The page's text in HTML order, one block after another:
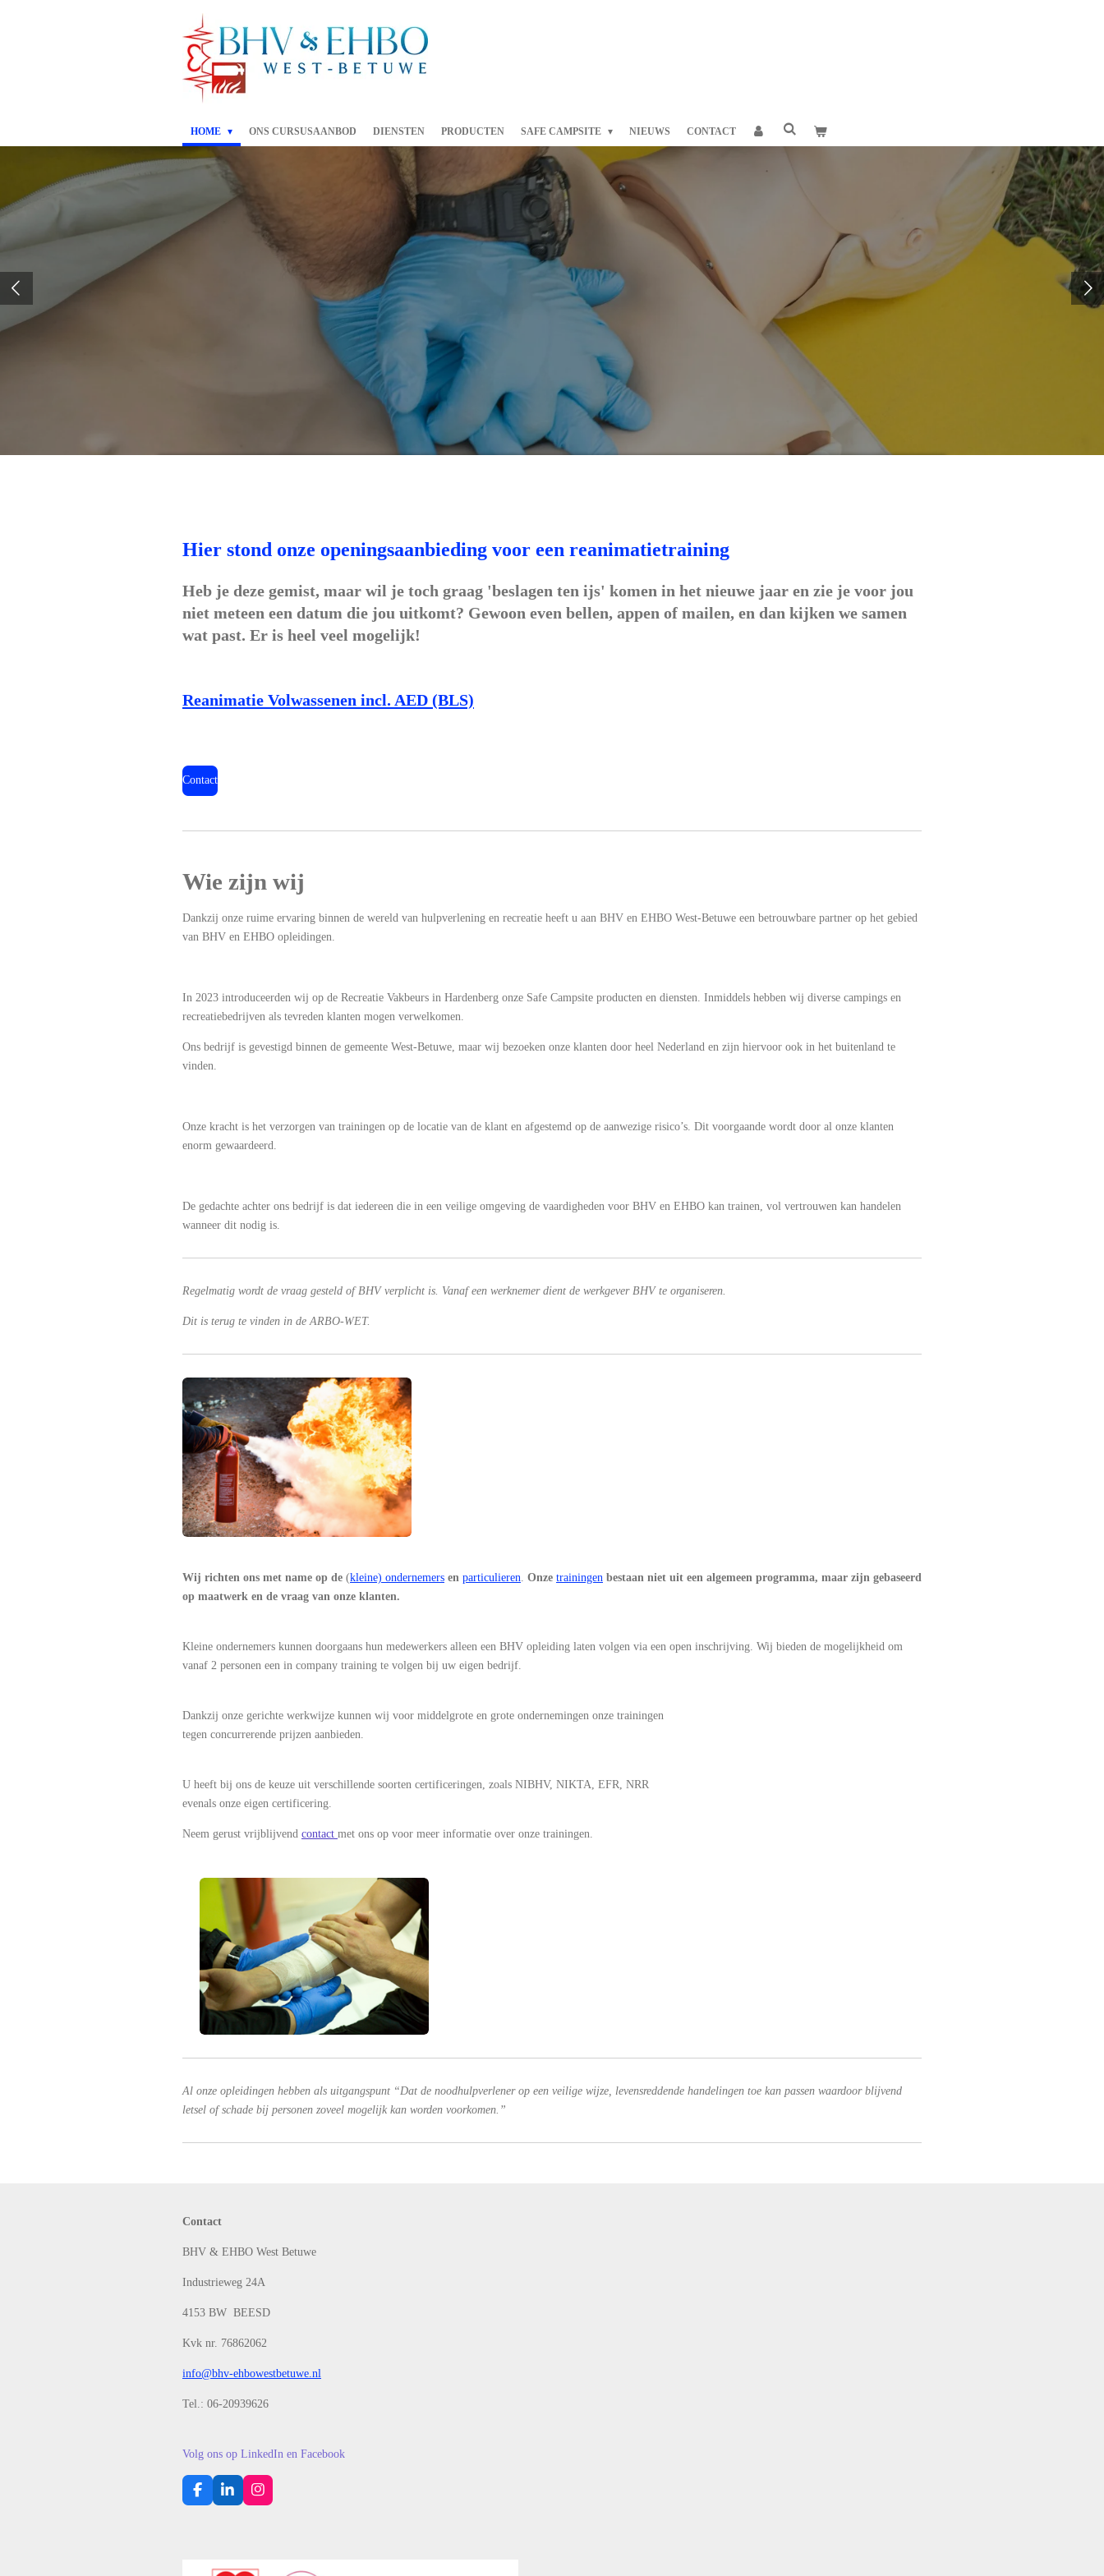
HOME ONS CURSUSAANBOD DIENSTEN PRODUCTEN SAFE CAMPSITE NIEUWS CONTACT
Hier stond onze openingsaanbieding voor een reanimatietraining
Heb je deze gemist, maar wil je toch graag 'beslagen ten ijs' komen in het nieuwe jaar en zie je voor jou
niet meteen een datum die jou uitkomt? Gewoon even bellen, appen of mailen, en dan kijken we samen
wat past. Er is heel veel mogelijk!
Reanimatie Volwassenen incl. AED (BLS)
Contact
Wie zijn wij
Dankzij onze ruime ervaring binnen de wereld van hulpverlening en recreatie heeft u aan BHV en EHBO West-Betuwe een betrouwbare partner op het gebied
van BHV en EHBO opleidingen.
In 2023 introduceerden wij op de Recreatie Vakbeurs in Hardenberg onze Safe Campsite producten en diensten. Inmiddels hebben wij diverse campings en
recreatiebedrijven als tevreden klanten mogen verwelkomen.
Ons bedrijf is gevestigd binnen de gemeente West-Betuwe, maar wij bezoeken onze klanten door heel Nederland en zijn hiervoor ook in het buitenland te
vinden.
Onze kracht is het verzorgen van trainingen op de locatie van de klant en afgestemd op de aanwezige risico’s. Dit voorgaande wordt door al onze klanten
enorm gewaardeerd.
De gedachte achter ons bedrijf is dat iedereen die in een veilige omgeving de vaardigheden voor BHV en EHBO kan trainen, vol vertrouwen kan handelen
wanneer dit nodig is.
Regelmatig wordt de vraag gesteld of BHV verplicht is. Vanaf een werknemer dient de werkgever BHV te organiseren.
Dit is terug te vinden in de ARBO-WET.
Wij richten ons met name op de (kleine) ondernemers en particulieren Onze trainingen bestaan niet uit een algemeen programma, maar zijn gebaseerd
op maatwerk en de vraag van onze klanten.
Kleine ondernemers kunnen doorgaans hun medewerkers alleen een BHV opleiding laten volgen via een open inschrijving. Wij bieden de mogelijkheid om
vanaf 2 personen een in company training te volgen bij uw eigen bedrijf.
Dankzij onze gerichte werkwijze kunnen wij voor middelgrote en grote ondernemingen onze trainingen
tegen concurrerende prijzen aanbieden.
U heeft bij ons de keuze uit verschillende soorten certificeringen, zoals NIBHV, NIKTA, EFR, NRR
evenals onze eigen certificering.
Neem gerust vrijblijvend contact met ons op voor meer informatie over onze trainingen.
Al onze opleidingen hebben als uitgangspunt “Dat de noodhulpverlener op een veilige wijze, levensreddende handelingen toe kan passen waardoor blijvend
letsel of schade bij personen zoveel mogelijk kan worden voorkomen.”
Contact
BHV & EHBO West Betuwe
Industrieweg 24A
4153 BW BEESD
Kvk nr. 76862062
info@bhv-ehbowestbetuwe.nl
Tel.: 06-20939626
Volg ons op LinkedIn en Facebook
F
a
L
i
I
n